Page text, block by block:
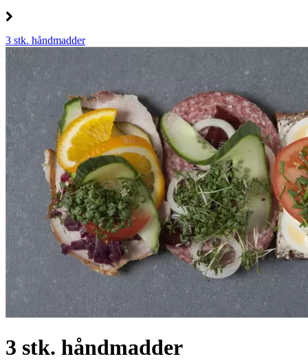
3 stk. håndmadder
3 stk. håndmadder